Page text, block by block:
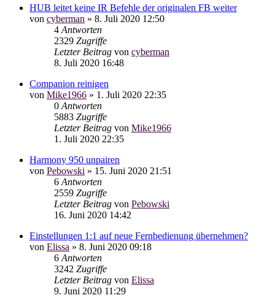
HUB leitet keine IR Befehle der originalen FB weiter
von cyberman » 8. Juli 2020 12:50
4 Antworten
2329 Zugriffe
Letzter Beitrag von cyberman
8. Juli 2020 16:48
Companion reinigen
von Mike1966 » 1. Juli 2020 22:35
0 Antworten
5883 Zugriffe
Letzter Beitrag von Mike1966
1. Juli 2020 22:35
Harmony 950 unpairen
von Pebowski » 15. Juni 2020 21:51
6 Antworten
2559 Zugriffe
Letzter Beitrag von Pebowski
16. Juni 2020 14:42
Einstellungen 1:1 auf neue Fernbedienung übernehmen?
von Elissa » 8. Juni 2020 09:18
6 Antworten
3242 Zugriffe
Letzter Beitrag von Elissa
9. Juni 2020 11:29